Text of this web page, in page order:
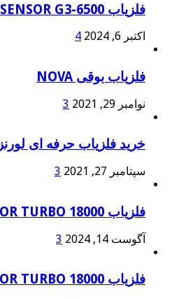
فلزیاب SUPER SENSOR G3-6500
اکتبر 6, 2024 4
فلزیاب بوقی NOVA
نوامبر 29, 2021 3
خرید فلزیاب حرفه ای لورنز
سپتامبر 27, 2021 3
فلزیاب FULL SENSOR TURBO 18000
آگوست 14, 2024 3
فلزیاب FULL SENSOR TURBO 18000